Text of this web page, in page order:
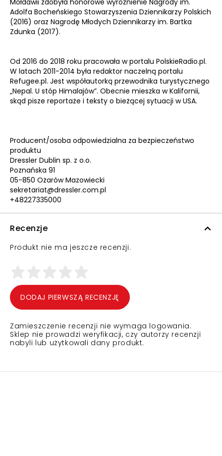
Mołdawii zdobyła honorowe wyróżnienie Nagrody im.
Adolfa Bocheńskiego Stowarzyszenia Dziennikarzy Polskich
(2016) oraz Nagrodę Młodych Dziennikarzy im. Bartka
Zdunka (2017).
Od 2016 do 2018 roku pracowała w portalu PolskieRadio.pl.
W latach 2011-2014 była redaktor naczelną portalu
Refugee.pl. Jest współautorką przewodnika turystycznego
„Nepal. U stóp Himalajów”. Obecnie mieszka w Kalifornii,
skąd pisze reportaże i teksty o bieżącej sytuacji w USA.
Producent/osoba odpowiedzialna za bezpieczeństwo
produktu
Dressler Dublin sp. z o.o.
Poznańska 91
05-850 Ożarów Mazowiecki
sekretariat@dressler.com.pl
+48227335000
Recenzje
Produkt nie ma jeszcze recenzji.
DODAJ PIERWSZĄ RECENZJĘ
Zamieszczenie recenzji nie wymaga logowania.
Sklep nie prowadzi weryfikacji, czy autorzy recenzji
nabyli lub użytkowali dany produkt.